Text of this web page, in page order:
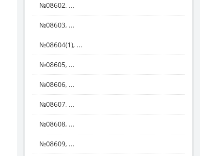
№08602, ...
№08603, ...
№08604(1), ...
№08605, ...
№08606, ...
№08607, ...
№08608, ...
№08609, ...